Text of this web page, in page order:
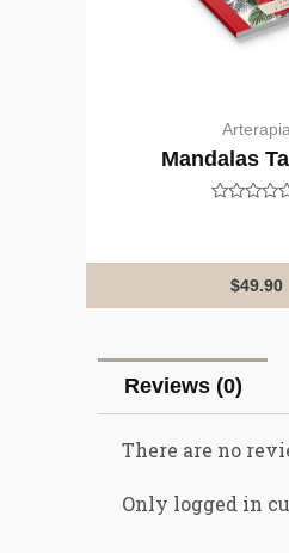
Arterapia
Mandalas
of
$49.90
Reviews (0)
There are no
Only logged in